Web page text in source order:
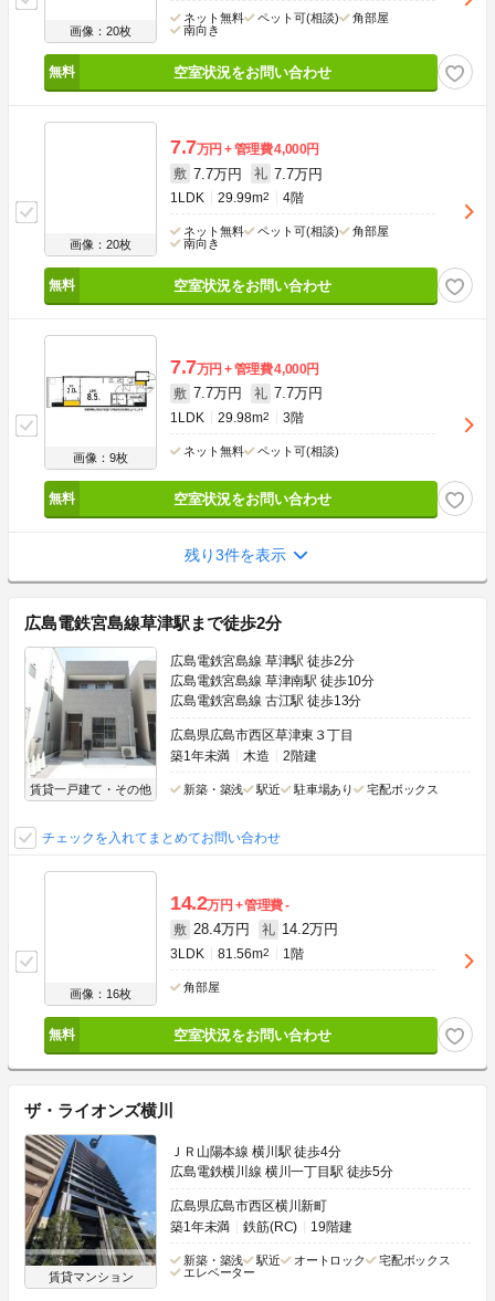
画像：20枚
ネット無料 ペット可(相談)
角部屋
南向き
空室状況をお問い合わせ
画像：20枚
7.7万円 管理費4,000円
敷 7.7万円 礼 7.7万円
1LDK 29.99m2 4階
ネット無料 ペット可(相談)
角部屋
南向き
空室状況をお問い合わせ
画像：9枚
7.7万円 管理費4,000円
敷 7.7万円 礼 7.7万円
1LDK 29.98m2 3階
ネット無料 ペット可(相談)
空室状況をお問い合わせ
残り3件を表示
広島電鉄宮島線草津駅まで徒歩2分
賃貸一戸建て・その他
広島電鉄宮島線 草津駅 徒歩2分
広島電鉄宮島線 草津南駅 徒歩10分
広島電鉄宮島線 古江駅 徒歩13分
広島県広島市西区草津東３丁目
築1年未満
木造 2階建
新築・築浅 駅近 駐車場あり 宅配ボックス
チェックを入れてまとめてお問い合わせ
画像：16枚
14.2万円 管理費-
敷 28.4万円 礼 14.2万円
3LDK 81.56m2 1階
角部屋
空室状況をお問い合わせ
ザ・ライオンズ横川
賃貸マンション
ＪＲ山陽本線 横川駅 徒歩4分
広島電鉄横川線 横川一丁目駅 徒歩5分
広島県広島市西区横川新町
築1年未満
鉄筋(RC) 19階建
新築・築浅 駅近 オートロック
宅配ボックス
エレベーター